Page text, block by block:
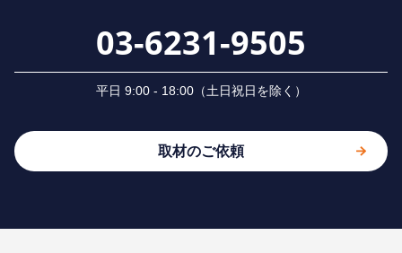
03-6231-9505
平⽇ 9:00 - 18:00（⼟⽇祝⽇を除く）
取材のご依頼